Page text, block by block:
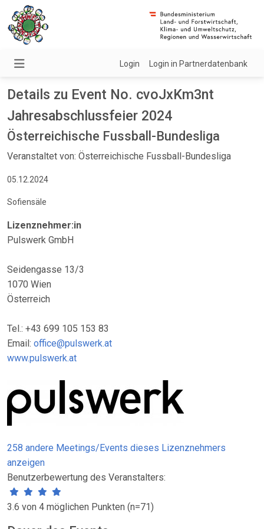
Login Login in Partnerdatenbank
Details zu Event No. cvoJxKm3nt
Jahresabschlussfeier 2024
Österreichische Fussball-Bundesliga
Veranstaltet von: Österreichische Fussball-Bundesliga
05.12.2024
Sofiensäle
Lizenznehmer:in
Pulswerk GmbH
Seidengasse 13/3
1070 Wien
Österreich
Tel.: +43 699 105 153 83
Email: office@pulswerk.at
www.pulswerk.at
258 andere Meetings/Events dieses Lizenznehmers
anzeigen
Benutzerbewertung des Veranstalters:
3.6 von 4 möglichen Punkten (n=71)